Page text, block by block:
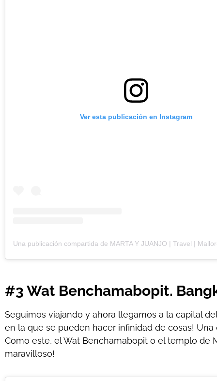
Ver esta publicación en Instagram
#3 Wat Benchamabopit.
Seguimos viajando y ahora llegamos a la capital
en la que se pueden hacer infinidad de cosas!
Como este, el Wat Benchamabopit o el templo de
maravilloso!